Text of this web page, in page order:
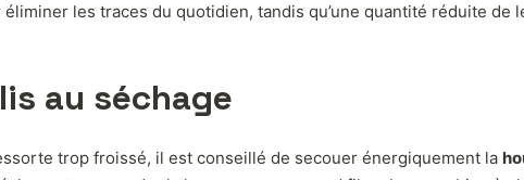
les traces du quotidien, tandis qu’une quantité réduite de
au séchage
trop froissé, il est conseillé de secouer énergiquement la